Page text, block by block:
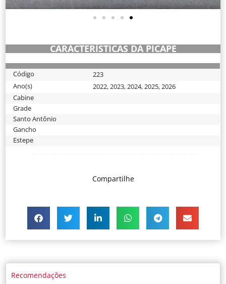
CARACTERÍSTICAS DA PICAPE
Código
223
Ano(s)
2022,2023,2024,2025,2026
Cabine
Grade
Santo Antônio
Gancho
Estepe
Compartilhe
Recomendações